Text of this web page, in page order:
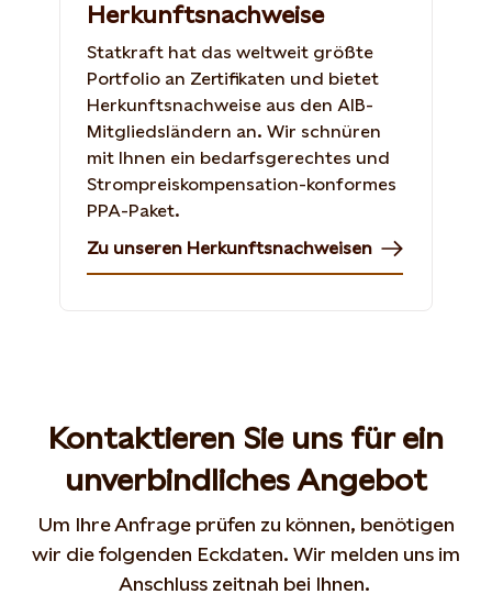
Herkunftsnachweise
Statkraft hat das weltweit größte
Portfolio an Zertifikaten und bietet
Herkunftsnachweise aus den AIB-
Mitgliedsländern an. Wir schnüren
mit Ihnen ein bedarfsgerechtes und
Strompreiskompensation-konformes
PPA-Paket.
Zu unseren Herkunftsnachweisen
Kontaktieren Sie uns für ein
unverbindliches Angebot
Um Ihre Anfrage prüfen zu können, benötigen
wir die folgenden Eckdaten. Wir melden uns im
Anschluss zeitnah bei Ihnen.